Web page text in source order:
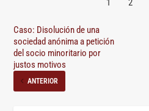
Caso: Disolución de una
sociedad anónima a petición
del socio minoritario por
justos motivos
ANTERIOR